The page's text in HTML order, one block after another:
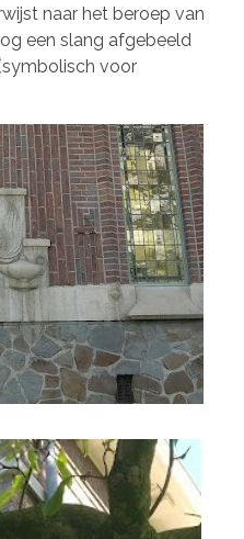
naar het beroep van
een slang afgebeeld
voor